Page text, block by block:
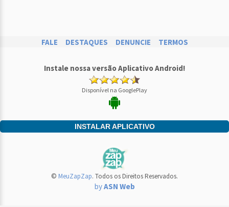
FALE DESTAQUES DENUNCIE TERMOS
Instale nossa versão Aplicativo Android!
Disponível na GooglePlay
INSTALAR APLICATIVO
© MeuZapZap. Todos os Direitos Reservados.
byASN Web